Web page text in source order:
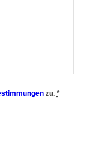
zu.*